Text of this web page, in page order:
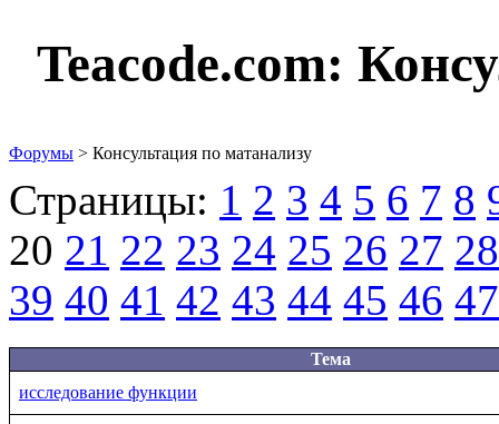
Teacode.com:
Форумы > Консультация по матанализу
Страницы: 1 2 3 4 5 6 7 8
20 21 22 23 24 25 26 27 28
39 40 41 42 43 44 45 46 47
Тема
исследование функции